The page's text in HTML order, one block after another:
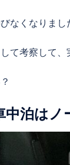
なくなりまし
て考察して、
中泊はノ